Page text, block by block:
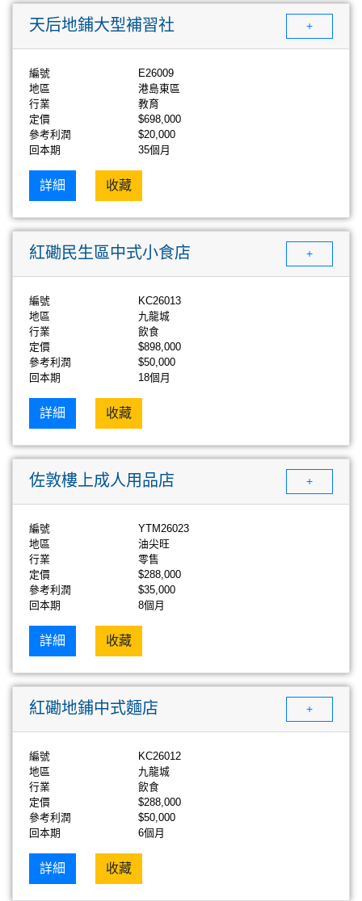
天后地鋪大型補習社 +
編號
E26009
地區
港島東區
行業
教育
定價
$698,000
參考利潤
$20,000
回本期
35個月
詳細 收藏
紅磡民生區中式小食店 +
編號
KC26013
地區
九龍城
行業
飲食
定價
$898,000
參考利潤
$50,000
回本期
18個月
詳細 收藏
佐敦樓上成人用品店 +
編號
YTM26023
地區
油尖旺
行業
零售
定價
$288,000
參考利潤
$35,000
回本期
8個月
詳細 收藏
紅磡地鋪中式麵店 +
編號
KC26012
地區
九龍城
行業
飲食
定價
$288,000
參考利潤
$50,000
回本期
6個月
詳細 收藏